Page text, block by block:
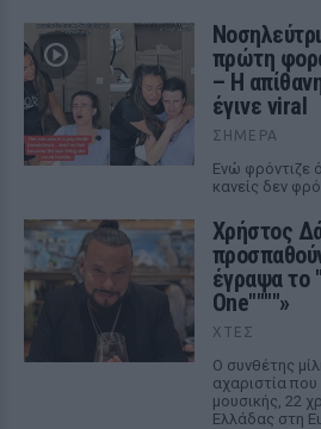
πρώτη
– Η
έγινε viral
ΣΉΜΕΡΑ
Ενώ φρόντιζε
κανείς δεν
Χρήστος
έγραψα το
One""""»
ΧΤΕΣ
Ο συνθέτης
αχαριστία
μουσικής, 22
Ελλάδας στη